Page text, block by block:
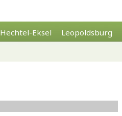
Hechtel-Eksel Leopoldsburg